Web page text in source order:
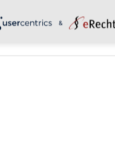
&